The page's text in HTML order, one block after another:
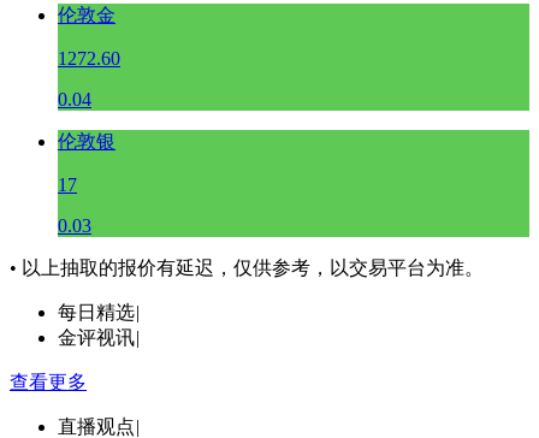
伦敦金
1272.60
0.04
伦敦银
17
0.03
• 以上抽取的报价有延迟，仅供参考，以交易平台为准。
每日精选|
金评视讯|
查看更多
直播观点|